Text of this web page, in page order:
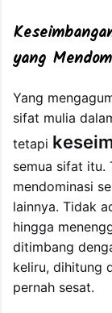
yang
Yang
sifat mulia
tetapi
semua sifat itu.
mendominasi
lainnya. Tidak
hingga
ditimbang
keliru, dihitung
pernah sesat.